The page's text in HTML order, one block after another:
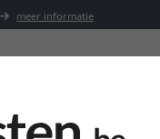
meer informatie
Toebehoren